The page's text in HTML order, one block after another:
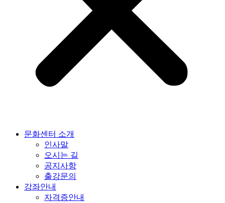
문화센터 소개
인사말
오시는 길
공지사항
출강문의
강좌안내
자격증안내